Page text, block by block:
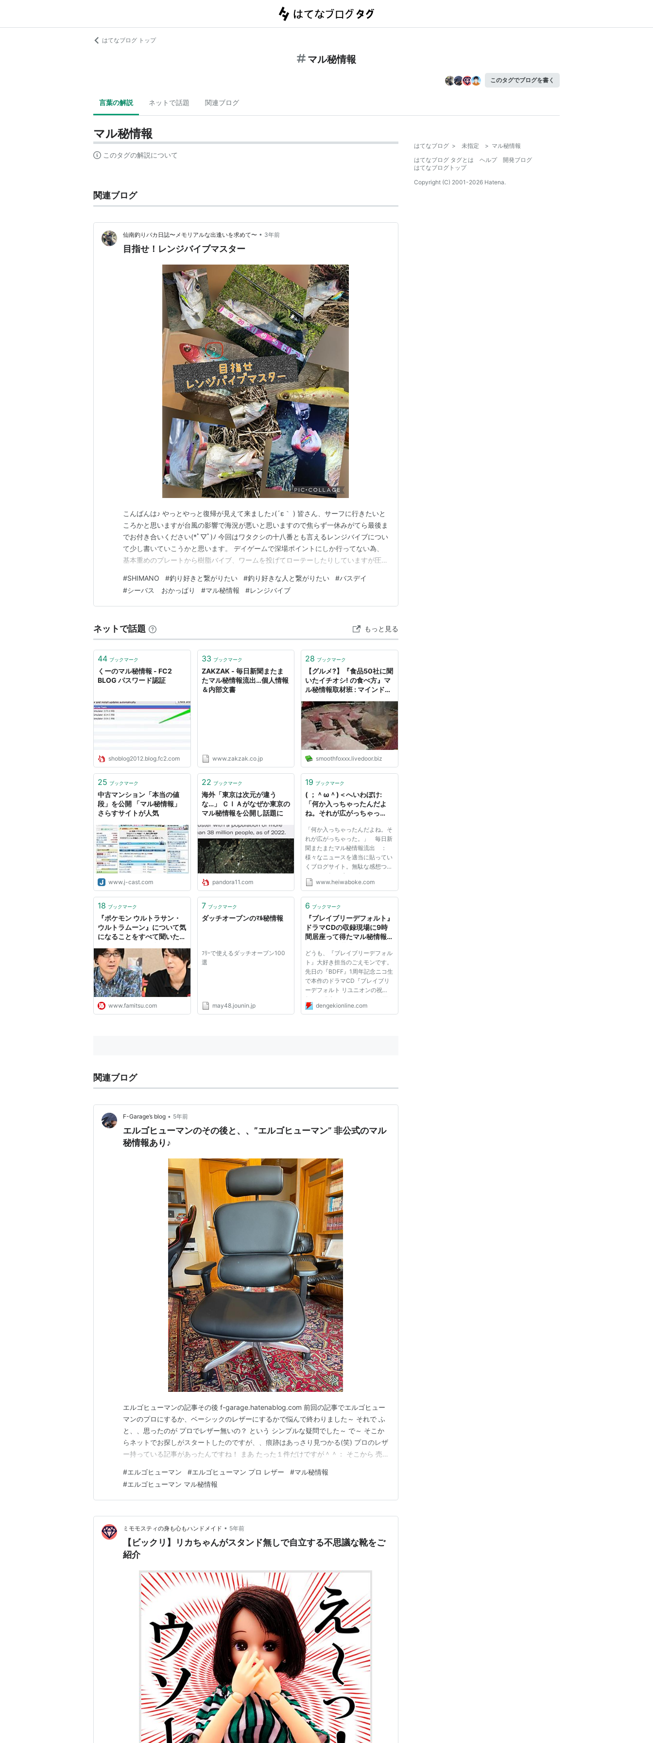
はてなブログ トップ
マル秘情報
このタグでブログを書く
言葉の解説 ネットで話題 関連ブログ
マル秘情報
このタグの解説について
関連ブログ
仙南釣りバカ日誌〜メモリアルな出逢いを求めて〜 • 3年前
目指せ！レンジバイブマスター
こんばんは♪ やっとやっと復帰が見えて来ました♪(´ε｀ ) 皆さん、サーフに行きたいと
ころかと思いますが台風の影響で海況が悪いと思いますので焦らず一休みがてら最後ま
でお付き合いください(*ﾟ▽ﾟ)ﾉ 今回はワタクシの十八番とも言えるレンジバイブについ
て少し書いていこうかと思います。 デイゲームで深場ポイントにしか行ってない為、
基本重めのプレートから樹脂バイブ、ワームを投げてローテーしたりしていますが圧倒
で5㍍前後の深さだと認識しております (上げ下げで深さは変動します) ブローウィンに
も言えると思いますが 赤丸部の…
#SHIMANO #釣り好きと繋がりたい #釣り好きな人と繋がりたい #バスデイ
#シーバス おかっぱり #マル秘情報 #レンジバイブ
ネットで話題 もっと見る
44 ブックマーク
くーのマル秘情報 - FC2
BLOG パスワード認証
shoblog2012.blog.fc2.com
33 ブックマーク
ZAKZAK - 毎日新聞またま
たマル秘情報流出…個人情報
＆内部文書
www.zakzak.co.jp
28 ブックマーク
【グルメ?】『食品50社に聞
いたイチオシ! の食べ方』マ
ル秘情報取材班 : マインドマ
smoothfoxxx.livedoor.biz
25 ブックマーク
中古マンション「本当の値
段」を公開 「マル秘情報」
さらすサイトが人気
www.j-cast.com
22 ブックマーク
海外「東京は次元が違う
な…」 ＣＩＡがなぜか東京の
マル秘情報を公開し話題に
pandora11.com
19 ブックマーク
( ；＾ω＾)＜へいわぼけ:
「何か入っちゃったんだよ
ね。それが広がっちゃっ
ル秘情報流出
「何か入っちゃったんだよね。そ
れが広がっちゃった。」 毎日新
聞またまたマル秘情報流出 ：
様々なニュースを適当に貼ってい
くブログサイト。無駄な感想つ
き。 1：春デブリφ ★
2007/01/09(火) 13:35:00 ID:???
０件や読者管理に関するマル秘情
ル共有ソフ...
www.heiwaboke.com
18 ブックマーク
『ポケモン ウルトラサン・
ウルトラムーン』について気
になることをすべて聞いた！
スペシャルインタビュー - フ
ァミ通.com
www.famitsu.com
7 ブックマーク
ダッチオーブンのﾏﾙ秘情報
ﾌﾘｰで使えるダッチオーブン100
選
may48.jounin.jp
6 ブックマーク
『ブレイブリーデフォルト』
ドラマCDの収録現場に9時
間居座って得たマル秘情報を
タビューも - 電撃オンライン
どうも、『ブレイブリーデフォル
ト』大好き担当のごえモンです。
先日の『BDFF』1周年記念ニコ生
で本作のドラマCD『ブレイブリ
ーデフォルト リユニオンの祝
祭』が発表されましたね！ ▲画
像はニコ生で発表されたドラマ
dengekionline.com
関連ブログ
F-Garage’s blog • 5年前
エルゴヒューマンのその後と、、”エルゴヒューマン” 非公式のマル
秘情報あり♪
エルゴヒューマンの記事その後 f-garage.hatenablog.com 前回の記事でエルゴヒュー
マンのプロにするか、ベーシックのレザーにするかで悩んで終わりました～ それで ふ
と、、思ったのが プロでレザー無いの？ という シンプルな疑問でした～ で～ そこか
らネットでお探しがスタートしたのですが、、痕跡はあっさり見つかる(笑) プロのレザ
ー持っている記事があったんですね！ まあ たった１件だけですが＾＾： そこから 売
ですが、、最終手段として 問い合わせました。 (笑) とりあえず、ネットで正規の販売
店を探…
#エルゴヒューマン #エルゴヒューマン プロ レザー #マル秘情報
#エルゴヒューマン マル秘情報
ミモモスティの身も心もハンドメイド • 5年前
【ビックリ】リカちゃんがスタンド無しで自立する不思議な靴をご
紹介
はてなブログ > 未指定 > マル秘情報
はてなブログ タグとは
ヘルプ
開発ブログ
はてなブログトップ
Copyright (C) 2001-2026 Hatena.